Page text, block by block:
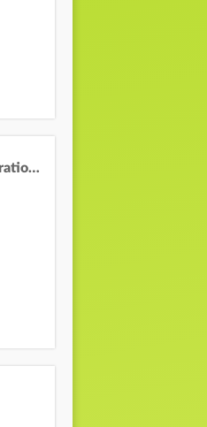
Auto-Anschlag auf Demonstration in München: